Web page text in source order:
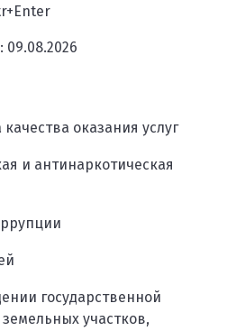
оказания услуг
и антинаркотическая
государственной
участков,